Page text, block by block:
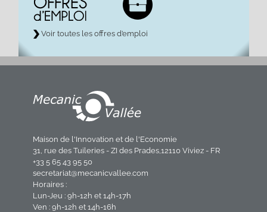
Voir toutes les offres d’emploi
Maison de l'Innovation et de l'Economie
31, rue des Tuileries - ZI des Prades,12110 Viviez - FR
+33 5 65 43 95 50
secretariat@mecanicvallee.com
Horaires :
Lun-Jeu : 9h-12h et 14h-17h
Ven : 9h-12h et 14h-16h